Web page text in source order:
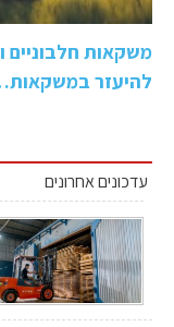
משקאות חלבוניים
להיעזר
עדכונים אחרונים